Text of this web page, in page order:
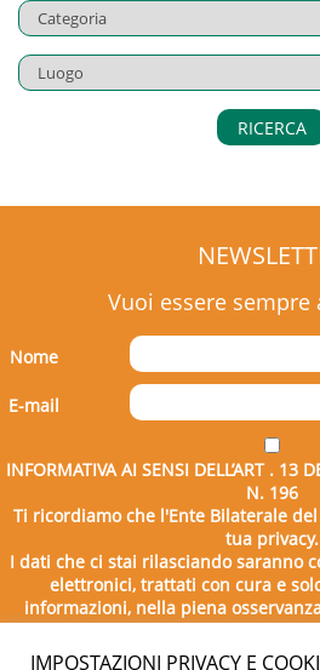
RICERCA
Vuoi essere sempre
Nome
E-mail
INFORMATIVA AI SENSI DELL’ART . 13
N. 196
Ti ricordiamo che l'Ente Bilaterale
tua privacy.
I dati che ci stai rilasciando saranno
elettronici, trattati con cura e
informazioni, nella piena
196/2003.
IMPOSTAZIONI PRIVACY E